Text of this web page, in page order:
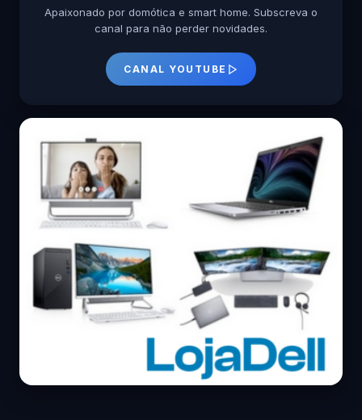
Apaixonado por domótica e smart home. Subscreva o
canal para não perder novidades.
CANAL YOUTUBE